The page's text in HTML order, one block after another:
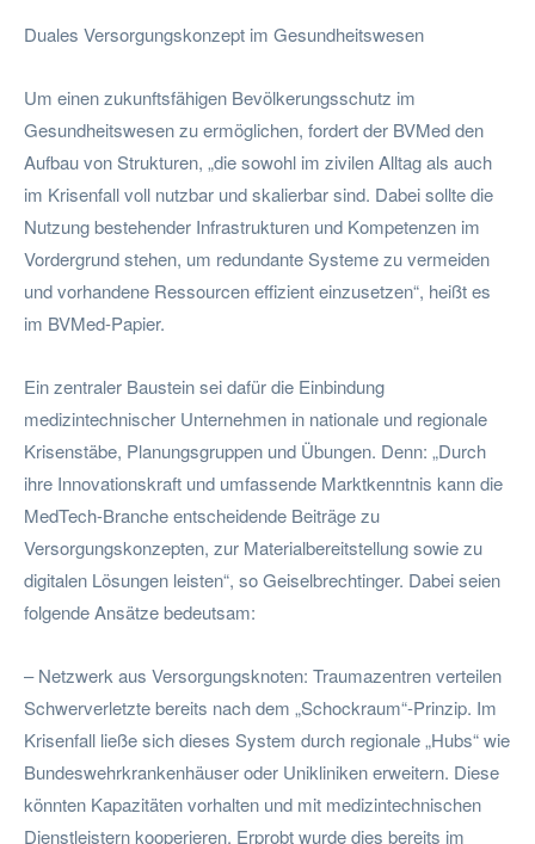
Duales Versorgungskonzept im Gesundheitswesen
Um einen zukunftsfähigen Bevölkerungsschutz im
Gesundheitswesen zu ermöglichen, fordert der BVMed den
Aufbau von Strukturen, „die sowohl im zivilen Alltag als auch
im Krisenfall voll nutzbar und skalierbar sind. Dabei sollte die
Nutzung bestehender Infrastrukturen und Kompetenzen im
Vordergrund stehen, um redundante Systeme zu vermeiden
und vorhandene Ressourcen effizient einzusetzen“, heißt es
im BVMed-Papier.
Ein zentraler Baustein sei dafür die Einbindung
medizintechnischer Unternehmen in nationale und regionale
Krisenstäbe, Planungsgruppen und Übungen. Denn: „Durch
ihre Innovationskraft und umfassende Marktkenntnis kann die
MedTech-Branche entscheidende Beiträge zu
Versorgungskonzepten, zur Materialbereitstellung sowie zu
digitalen Lösungen leisten“, so Geiselbrechtinger. Dabei seien
folgende Ansätze bedeutsam:
– Netzwerk aus Versorgungsknoten: Traumazentren verteilen
Schwerverletzte bereits nach dem „Schockraum“-Prinzip. Im
Krisenfall ließe sich dieses System durch regionale „Hubs“ wie
Bundeswehrkrankenhäuser oder Unikliniken erweitern. Diese
könnten Kapazitäten vorhalten und mit medizintechnischen
Dienstleistern kooperieren. Erprobt wurde dies bereits im